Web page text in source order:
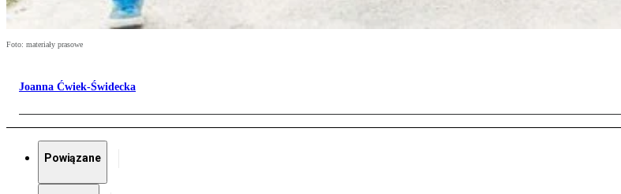
Foto: materiały prasowe
Joanna Ćwiek-Świdecka
Powiązane